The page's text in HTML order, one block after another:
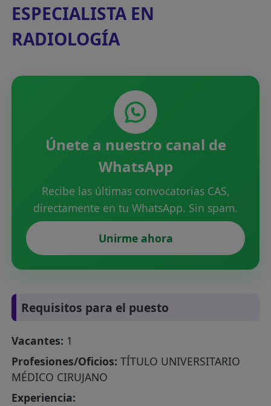
ESPECIALISTA EN
RADIOLOGÍA
Únete a nuestro canal de
WhatsApp
Recibe las últimas convocatorias CAS,
directamente en tu WhatsApp. Sin spam.
Unirme ahora
Requisitos para el puesto
Vacantes: 1
Profesiones/Oficios: TÍTULO UNIVERSITARIO
MÉDICO CIRUJANO
Experiencia: